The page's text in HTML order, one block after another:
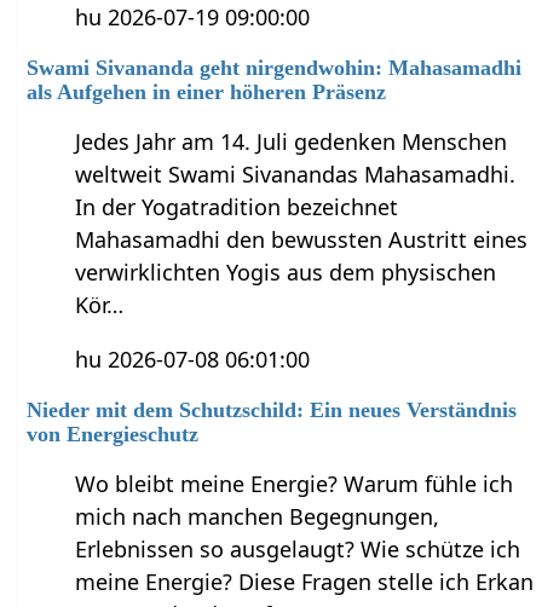
hu 2026-07-19 09:00:00
Swami Sivananda geht nirgendwohin: Mahasamadhi
als Aufgehen in einer höheren Präsenz
Jedes Jahr am 14. Juli gedenken Menschen
weltweit Swami Sivanandas Mahasamadhi.
In der Yogatradition bezeichnet
Mahasamadhi den bewussten Austritt eines
verwirklichten Yogis aus dem physischen
Kör…
hu 2026-07-08 06:01:00
Nieder mit dem Schutzschild: Ein neues Verständnis
von Energieschutz
Wo bleibt meine Energie? Warum fühle ich
mich nach manchen Begegnungen,
Erlebnissen so ausgelaugt? Wie schütze ich
meine Energie? Diese Fragen stelle ich Erkan